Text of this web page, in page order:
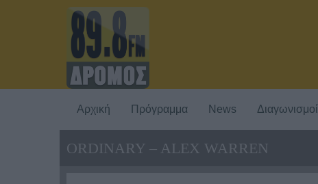
Αρχική Πρόγραμμα News Διαγωνισμοί
ORDINARY – ALEX WARREN